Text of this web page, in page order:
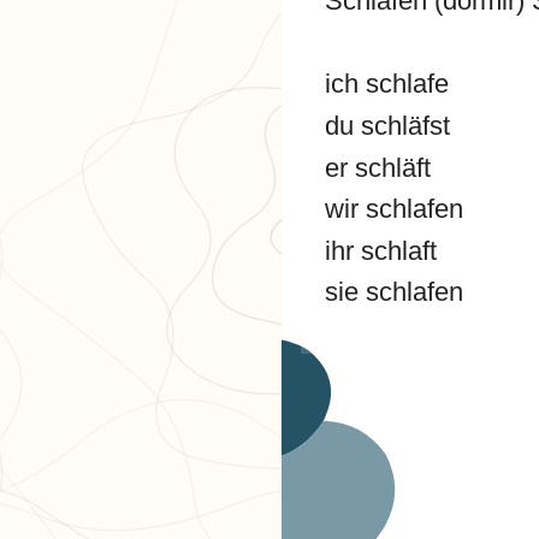
ich schlafe
du schläfst
er schläft
wir schlafen
ihr schlaft
sie schlafen